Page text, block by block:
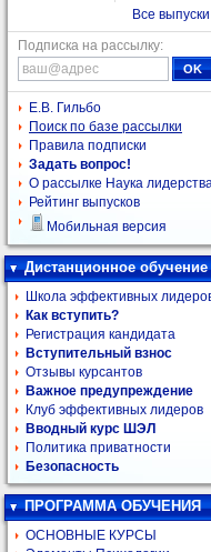
Все выпуски
Подписка на рассылку:
Е.В. Гильбо
Поиск по базе рассылки
Правила подписки
Задать вопрос!
О рассылке Наука
Рейтинг выпусков
Мобильная версия
Дистанционное обучение
Школа эффективных
Как вступить?
Регистрация кандидата
Вступительный взнос
Отзывы курсантов
Важное предупреждение
Клуб эффективных лидеров
Вводный курс ШЭЛ
Политика приватности
Безопасность
ПРОГРАММА ОБУЧЕНИЯ
ОСНОВНЫЕ КУРСЫ